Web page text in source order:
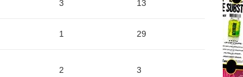
3 13
1 29
2 3